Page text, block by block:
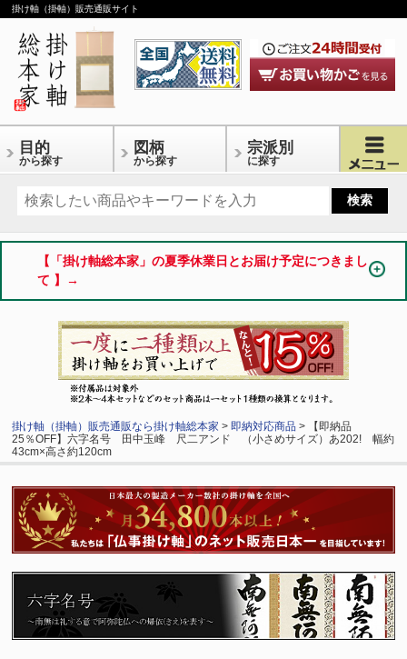
掛け軸（掛軸）販売通販サイト
目的
から探す
図柄
から探す
宗派別
に探す
【「掛け軸総本家」の夏季休業日とお届け予定につきまし
て 】→
掛け軸（掛軸）販売通販なら掛け軸総本家 > 即納対応商品 > 【即納品
25％OFF】六字名号 田中玉峰 尺二アンド （小さめサイズ）あ202! 幅約
43cm×高さ約120cm